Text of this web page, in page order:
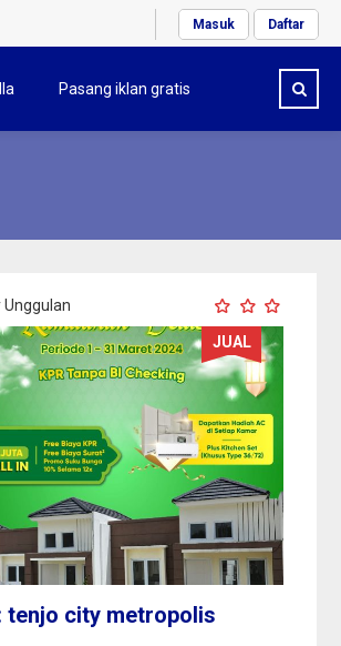
Masuk Daftar
Pasang iklan gratis
Unggulan
JUAL
tenjo city metropolis